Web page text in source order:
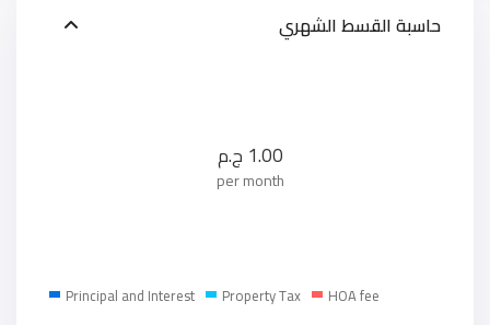
حاسبة القسط الشهري
1.00 ج.م
per month
Principal and Interest Property Tax HOA fee